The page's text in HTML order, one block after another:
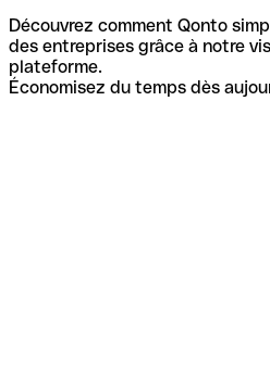
Découvrez comment Qonto
des entreprises grâce à notre
plateforme.
Économisez du temps dès